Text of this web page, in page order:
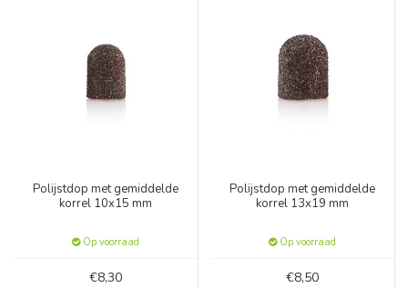
Polijstdop met gemiddelde
korrel 10x15 mm
Op voorraad
€8,30
Polijstdop met gemiddelde
korrel 13x19 mm
Op voorraad
€8,50